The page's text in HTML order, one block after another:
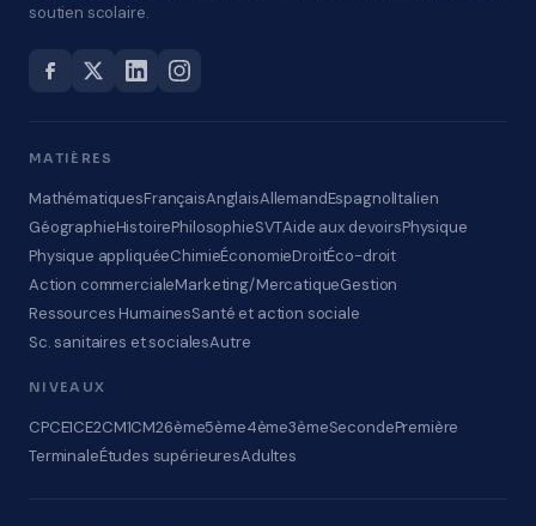
soutien scolaire.
MATIÈRES
MathématiquesFrançaisAnglaisAllemandEspagnolItalien
GéographieHistoirePhilosophieSVTAide aux devoirsPhysique
Physique appliquéeChimieÉconomieDroitÉco-droit
Action commercialeMarketing/MercatiqueGestion
Ressources HumainesSanté et action sociale
Sc. sanitaires et socialesAutre
NIVEAUX
CPCE1CE2CM1CM26ème5ème4ème3èmeSecondePremière
TerminaleÉtudes supérieuresAdultes